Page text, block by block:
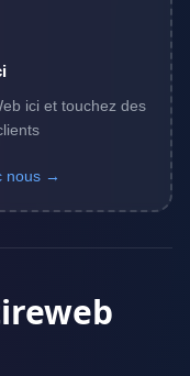
ici et touchez des
nous →